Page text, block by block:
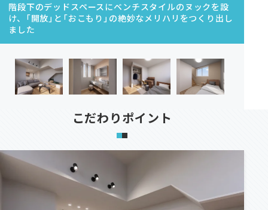
オンライン相談
階段下のデッドスペースにベンチスタイルのヌックを設
け、「開放」と「おこもり」の絶妙なメリハリをつくり出し
ました
こだわりポイント